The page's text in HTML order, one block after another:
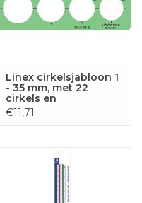
Linex cirkelsjabloon 1
- 35 mm, met 22
cirkels en
uitlijnmarkering
€11,71